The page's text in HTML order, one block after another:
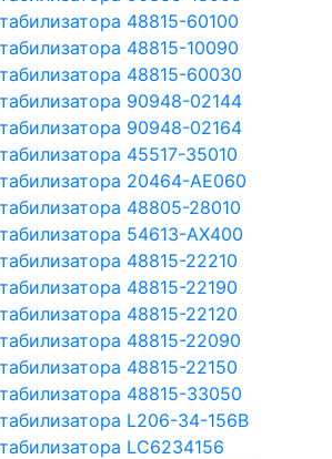
48815-60100
48815-10090
48815-60030
90948-02144
90948-02164
45517-35010
20464-AE060
48805-28010
54613-AX400
48815-22210
48815-22190
48815-22120
48815-22090
48815-22150
48815-33050
L206-34-156B
LC6234156